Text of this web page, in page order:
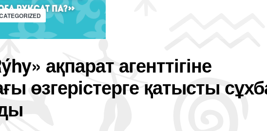
ақпарат агенттігіне
өзгерістерге қатысты